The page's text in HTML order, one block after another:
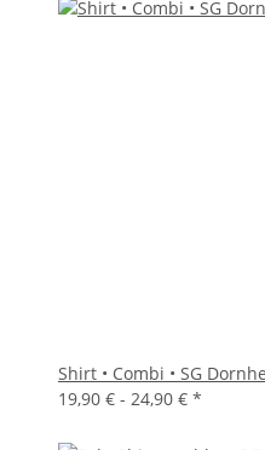
Shirt • Combi • SG
19,90 € - 24,90 € *